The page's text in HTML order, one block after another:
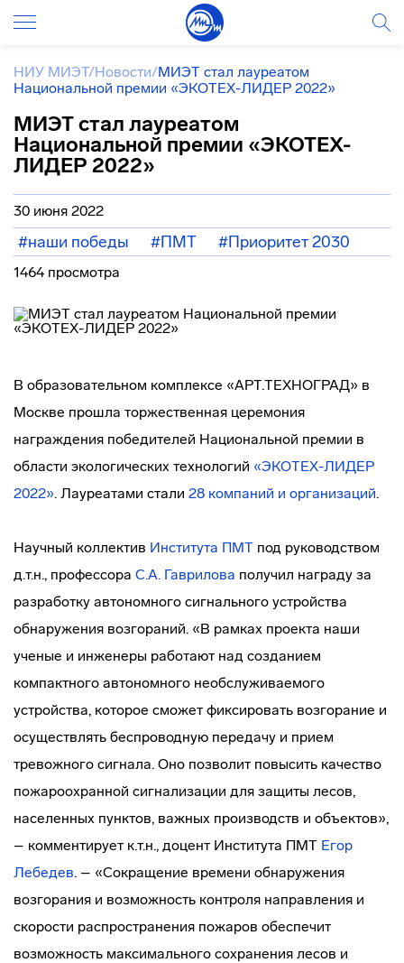
НИУ МИЭТ/Новости/МИЭТ стал лауреатом
Национальной премии «ЭКОТЕХ-ЛИДЕР 2022»
МИЭТ стал лауреатом
Национальной премии «ЭКОТЕХ-
ЛИДЕР 2022»
30 июня 2022
#наши победы #ПМТ #Приоритет 2030
1464 просмотра
В образовательном комплексе «АРТ.ТЕХНОГРАД» в
Москве прошла торжественная церемония
награждения победителей Национальной премии в
области экологических технологий «ЭКОТЕХ-ЛИДЕР
2022». Лауреатами стали 28 компаний и организаций.
Научный коллектив Института ПМТ под руководством
д.т.н., профессора С.А. Гаврилова получил награду за
разработку автономного сигнального устройства
обнаружения возгораний. «В рамках проекта наши
ученые и инженеры работают над созданием
компактного автономного необслуживаемого
устройства, которое сможет фиксировать возгорание и
осуществлять беспроводную передачу и прием
тревожного сигнала. Оно позволит повысить качество
пожароохранной сигнализации для защиты лесов,
населенных пунктов, важных производств и объектов»,
– комментирует к.т.н., доцент Института ПМТ Егор
Лебедев. – «Сокращение времени обнаружения
возгорания и возможность контроля направления и
скорости распространения пожаров обеспечит
возможность максимального сохранения лесов и